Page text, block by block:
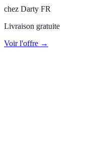
chez Darty FR
Livraison gratuite
Voir l'offre →